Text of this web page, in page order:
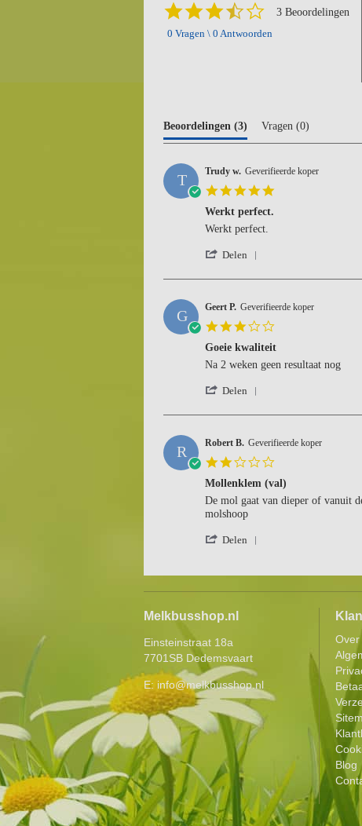
3.3
rating
3 Beoordelingen
0 Vragen \ 0 Antwoorden
Beoordelingen (3) Vragen (0)
T Trudy w. Geverifieerde koper
Werkt perfect.
Review
Trudy
on
Aug
2025
review
Werkt
Werkt perfect.
Delen
Review
Trudy
w.
on
9
Aug
2025
G Geert P. Geverifieerde koper
rating
Goeie kwaliteit
Review
Geert
on
Oct
2023
review
Goeie
Na 2 weken geen resultaat nog
Delen
Review
Geert
P.
on
27
Oct
R Robert B. Geverifieerde koper
rating
Mollenklem (val)
Review
by
B.
2021
review
stating
(val)
De mol gaat van dieper of vanuit
molshoop
Delen
by
Robert
Melkbusshop.nl
Einsteinstraat 18a
7701SB Dedemsvaart
E: info@melkbusshop.nl
Over
Blog